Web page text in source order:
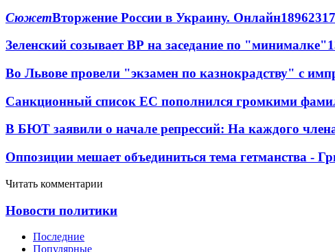
СюжетВторжение России в Украину. Онлайн18962317
Зеленский созывает ВР на заседание по "минималке"
Во Львове провели "экзамен по казнокрадству" с
Санкционный список ЕС пополнился громкими
В БЮТ заявили о начале репрессий: На каждого
Оппозиции мешает объединиться тема гетманства -
Читать комментарии
Новости политики
Последние
Популярные